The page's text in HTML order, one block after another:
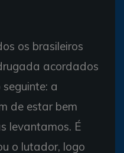
os brasileiros
acordados
a
de estar bem
levantamos. É
o lutador, logo